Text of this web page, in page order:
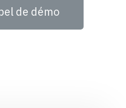
de démo